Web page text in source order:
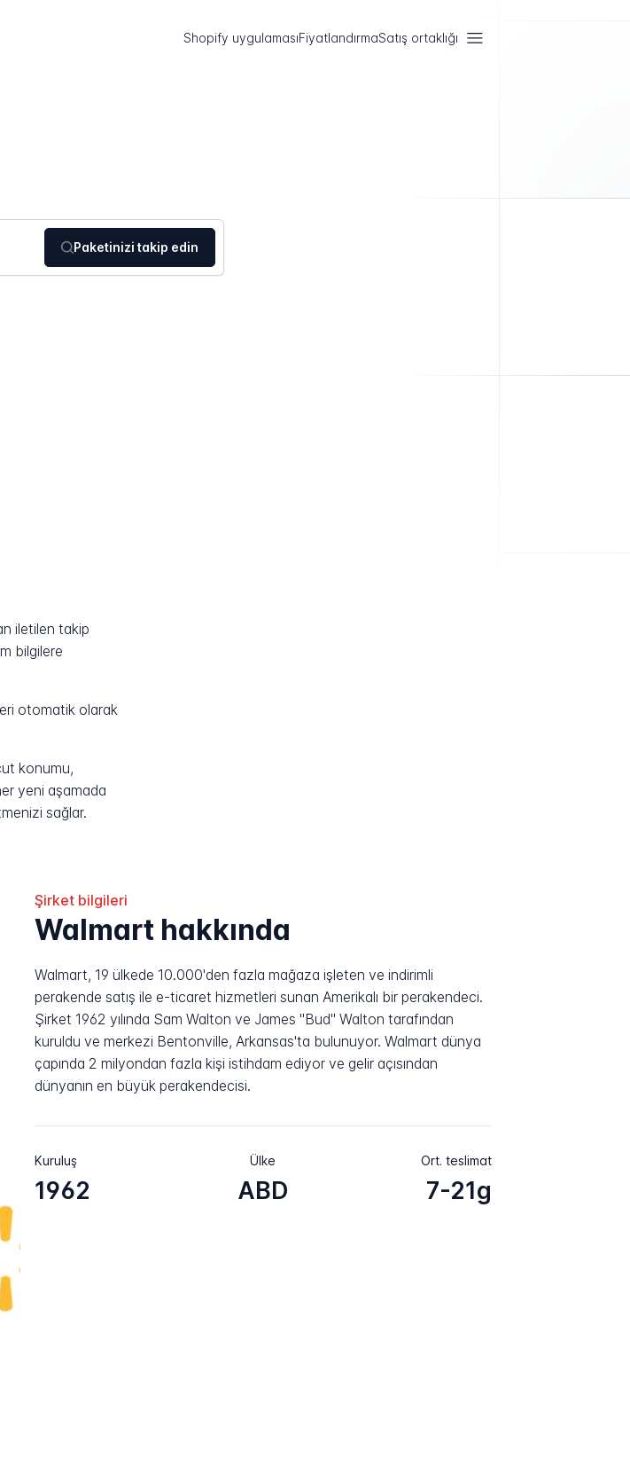
Shopify uygulamasıFiyatlandırmaSatış ortaklığı
Paketinizi takip edin
iletilen takip
bilgilere
otomatik olarak
konumu,
yeni aşamada
sağlar.
Şirket bilgileri
Walmart hakkında
Walmart, 19 ülkede 10.000'den fazla mağaza işleten ve indirimli
perakende satış ile e-ticaret hizmetleri sunan Amerikalı bir perakendeci.
Şirket 1962 yılında Sam Walton ve James "Bud" Walton tarafından
kuruldu ve merkezi Bentonville, Arkansas'ta bulunuyor. Walmart dünya
çapında 2 milyondan fazla kişi istihdam ediyor ve gelir açısından
dünyanın en büyük perakendecisi.
Kuruluş
1962
Ülke
ABD
Ort. teslimat
7-21g